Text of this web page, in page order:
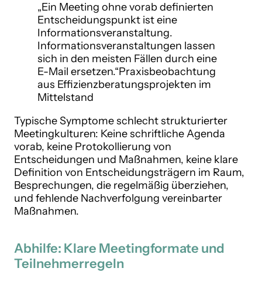
„Ein Meeting ohne vorab definierten
Entscheidungspunkt ist eine
Informationsveranstaltung.
Informationsveranstaltungen lassen
sich in den meisten Fällen durch eine
E-Mail ersetzen.“Praxisbeobachtung
aus Effizienzberatungsprojekten im
Mittelstand
Typische Symptome schlecht strukturierter
Meetingkulturen: Keine schriftliche Agenda
vorab, keine Protokollierung von
Entscheidungen und Maßnahmen, keine klare
Definition von Entscheidungsträgern im Raum,
Besprechungen, die regelmäßig überziehen,
und fehlende Nachverfolgung vereinbarter
Maßnahmen.
Abhilfe: Klare Meetingformate und
Teilnehmerregeln